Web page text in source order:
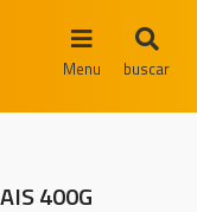
Menu buscar
400G